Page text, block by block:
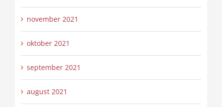
november 2021
oktober 2021
september 2021
august 2021